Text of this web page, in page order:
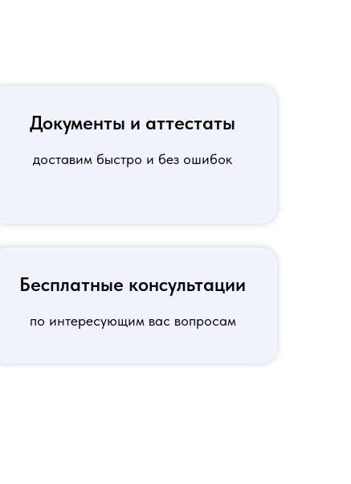
Документы и аттестаты
доставим быстро и без ошибок
Бесплатные консультации
по интересующим вас вопросам